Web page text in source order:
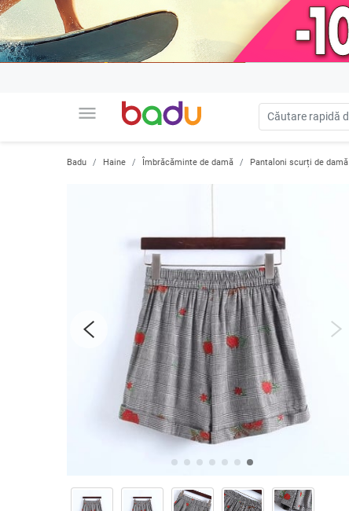
menu
Badu Haine Îmbrăcăminte de damă Pantaloni scurți de damă